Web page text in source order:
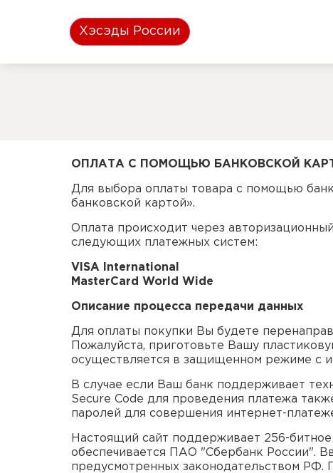
Хэсэды России
ОПЛАТА С ПОМОЩЬЮ БАНКОВСКОЙ
Для выбора оплаты товара с помощью
банковской картой».
Оплата происходит через
следующих платежных систем:
VISA International
MasterCard World Wide
Описание процесса передачи данных
Для оплаты покупки Вы будете
Пожалуйста, приготовьте Вашу
осуществляется в защищенном режиме с
В случае если Ваш банк поддерживает
Secure Code для проведения платежа
паролей для совершения интернет-
Настоящий сайт поддерживает 256-
обеспечивается ПАО "Сбербанк России".
предусмотренных законодательством РФ.